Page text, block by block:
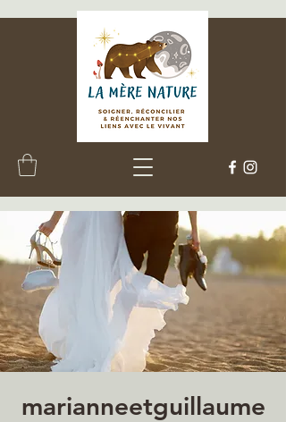
marianneetguillaume